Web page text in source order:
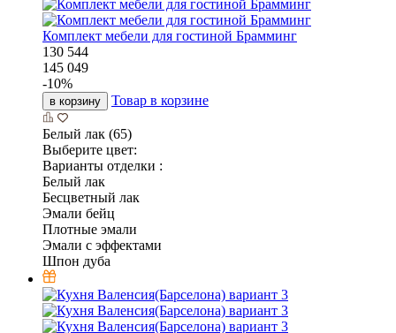
Комплект мебели для гостиной Брамминг
130 544
145 049
-10%
в корзину Товар в корзине
Белый лак (65)
Выберите цвет:
Варианты отделки :
Белый лак
Бесцветный лак
Эмали бейц
Плотные эмали
Эмали с эффектами
Шпон дуба